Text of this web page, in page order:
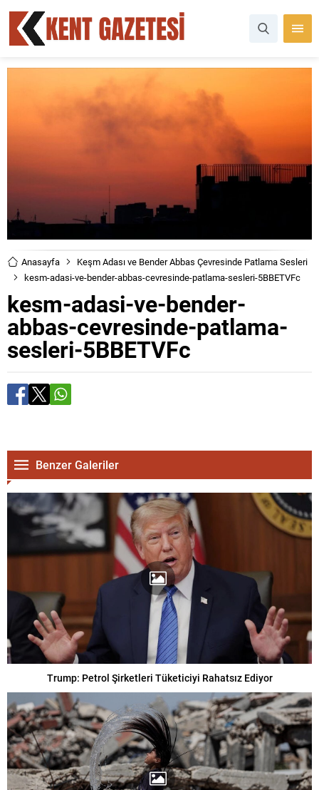
Anasayfa
Keşm Adası ve Bender Abbas Çevresinde Patlama Sesleri
kesm-adasi-ve-bender-abbas-cevresinde-patlama-sesleri-5BBETVFc
kesm-adasi-ve-bender-
abbas-cevresinde-patlama-
sesleri-5BBETVFc
Benzer Galeriler
Trump: Petrol Şirketleri Tüketiciyi Rahatsız Ediyor